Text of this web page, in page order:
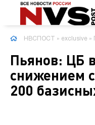
НВСПОСТ » exclusive »
Пьянов: ЦБ
снижением
200